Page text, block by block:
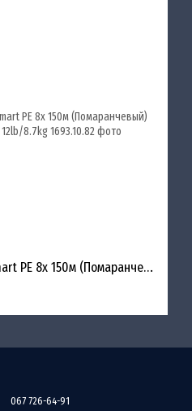
Шнур Favorite Smart PE 8x 150м (Помаранчевый) #1.0/0.171mm 12lb/8.7kg
067 726-64-91